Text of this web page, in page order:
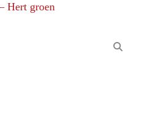
Hert groen